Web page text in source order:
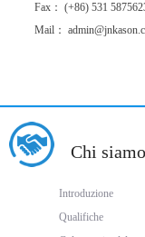
Fax： (+86) 531
Mail：
Chi siamo
Introduzione
Qualifiche